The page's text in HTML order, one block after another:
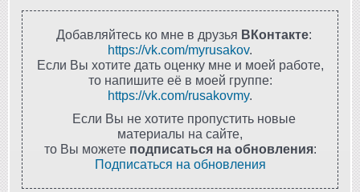
Добавляйтесь ко мне в друзья ВКонтакте:
https://vk.com/myrusakov.
Если Вы хотите дать оценку мне и моей работе,
то напишите её в моей группе:
https://vk.com/rusakovmy.
Если Вы не хотите пропустить новые
материалы на сайте,
то Вы можете подписаться на обновления:
Подписаться на обновления